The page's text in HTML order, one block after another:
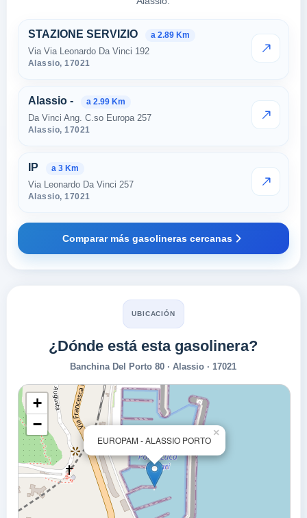
Estaciones cercanas en
STAZIONE SERVIZIO a 2.89 Km
Via Via Leonardo Da Vinci 192
Alassio,17021
VER
Alassio - a 2.99 Km
Da Vinci Ang. C.so Europa 257
Alassio,17021
VER
IP a 3 Km
Via Leonardo Da Vinci 257
Alassio,17021
VER
Comparar más gasolineras cercanas
UBICACIÓN
¿Dónde está esta gasolinera?
Banchina Del Porto 80 · Alassio · 17021
EUROPAM - ALASSIO PORTO
×
+
−